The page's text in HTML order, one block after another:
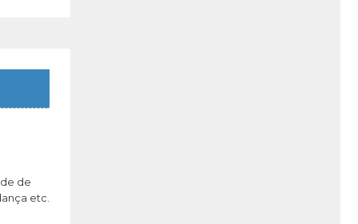
de
etc.